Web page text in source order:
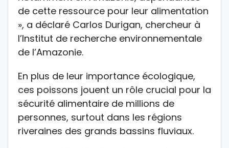
de cette ressource pour leur alimentation
», a déclaré Carlos Durigan, chercheur à
l’Institut de recherche environnementale
de l’Amazonie.
En plus de leur importance écologique,
ces poissons jouent un rôle crucial pour la
sécurité alimentaire de millions de
personnes, surtout dans les régions
riveraines des grands bassins fluviaux.